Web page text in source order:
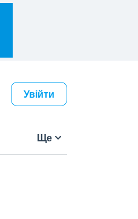
Увійти
Ще